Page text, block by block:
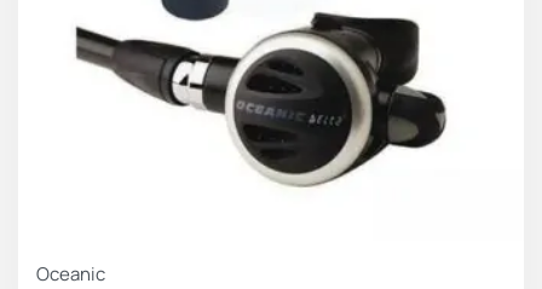
Oceanic